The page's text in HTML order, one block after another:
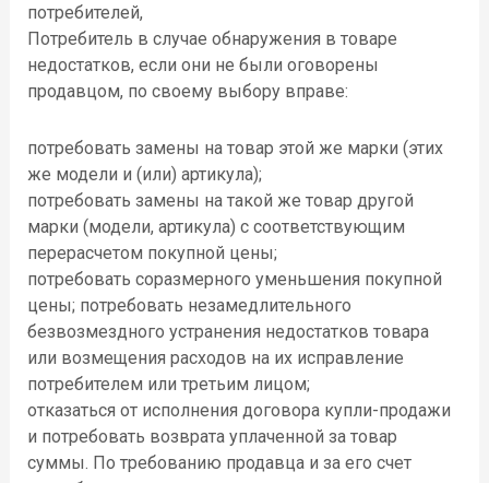
потребителей,
Потребитель в случае обнаружения в товаре
недостатков, если они не были оговорены
продавцом, по своему выбору вправе:
потребовать замены на товар этой же марки (этих
же модели и (или) артикула);
потребовать замены на такой же товар другой
марки (модели, артикула) с соответствующим
перерасчетом покупной цены;
потребовать соразмерного уменьшения покупной
цены; потребовать незамедлительного
безвозмездного устранения недостатков товара
или возмещения расходов на их исправление
потребителем или третьим лицом;
отказаться от исполнения договора купли-продажи
и потребовать возврата уплаченной за товар
суммы. По требованию продавца и за его счет